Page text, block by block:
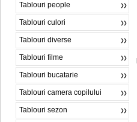
Tablouri people
Tablouri culori
Tablouri diverse
Tablouri filme
Tablouri bucatarie
Tablouri camera copilului
Tablouri sezon